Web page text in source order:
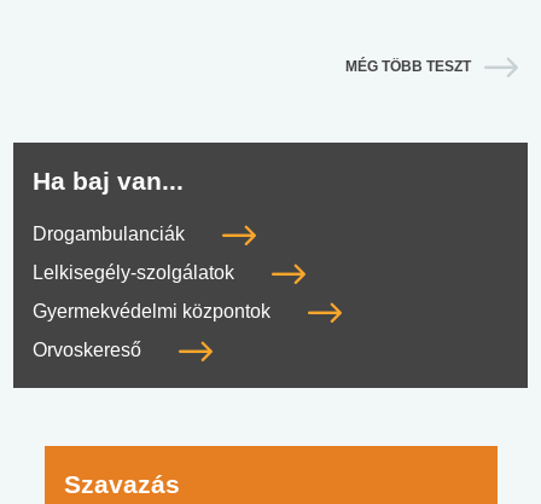
MÉG TÖBB TESZT
Ha baj van...
Drogambulanciák
Lelkisegély-szolgálatok
Gyermekvédelmi központok
Orvoskereső
Szavazás